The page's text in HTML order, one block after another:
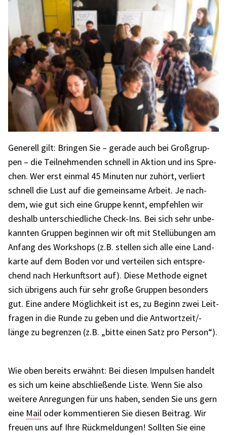
Gene­rell gilt: Brin­gen Sie – gerade auch bei Groß­grup­
pen – die Teil­neh­men­den schnell in Aktion und ins Spre­
chen. Wer erst einmal 45 Minu­ten nur zuhört, verliert
schnell die Lust auf die gemein­same Arbeit. Je nach­
dem, wie gut sich eine Gruppe kennt, empfeh­len wir
deshalb unter­schied­li­che Check-Ins. Bei sich sehr unbe­
kann­ten Grup­pen begin­nen wir oft mit Stell­übun­gen am
Anfang des Work­shops (z.B. stel­len sich alle eine Land­
karte auf dem Boden vor und vertei­len sich entspre­
chend nach Herkunfts­ort auf). Diese Methode eignet
sich übri­gens auch für sehr große Grup­pen beson­ders
gut. Eine andere Möglich­keit ist es, zu Beginn zwei Leit­
fra­gen in die Runde zu geben und die Antwort­zeit/-
länge zu begren­zen (z.B. „bitte einen Satz pro Person“).
Wie oben bereits erwähnt: Bei diesen Impul­sen handelt
es sich um keine abschlie­ßende Liste. Wenn Sie also
weitere Anre­gun­gen für uns haben, senden Sie uns gern
eine Mail oder kommen­tie­ren Sie diesen Beitrag. Wir
freuen uns auf Ihre Rück­mel­dun­gen! Soll­ten Sie eine